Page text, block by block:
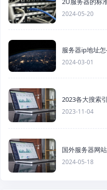
2024-05-20
服务器ip地址
2024-03-01
2023各大搜索
2023-11-04
国外服务器网
2024-05-18